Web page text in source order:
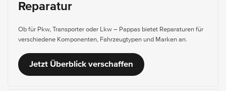
Reparatur
Ob für Pkw, Transporter oder Lkw – Pappas bietet Reparaturen für
verschiedene Komponenten, Fahrzeugtypen und Marken an.
Jetzt Überblick verschaffen